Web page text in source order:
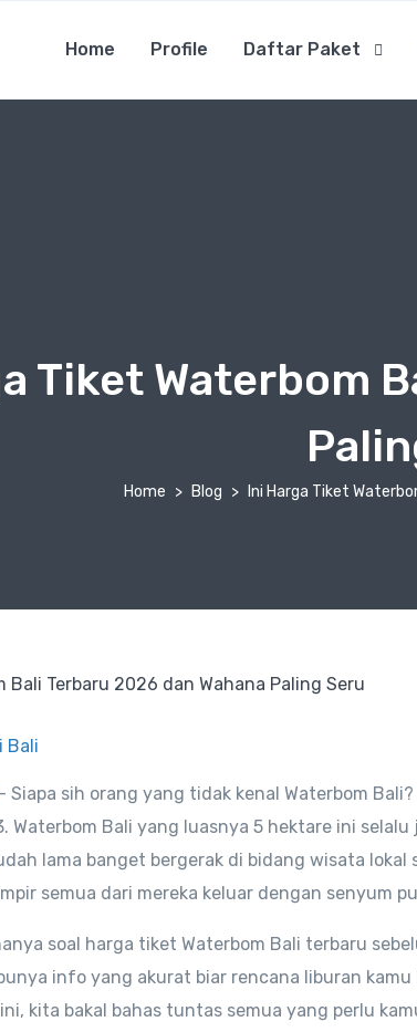
Home Profile Daftar Paket
Tiket Waterbom
Home Blog Ini Harga Tiket
Bali
Siapa sih orang yang tidak kenal Waterbom
Waterbom Bali yang luasnya 5 hektare ini
lama banget bergerak di bidang wisata
semua dari mereka keluar dengan senyum
soal harga tiket Waterbom Bali terbaru
info yang akurat biar rencana liburan
kita bakal bahas tuntas semua yang perlu